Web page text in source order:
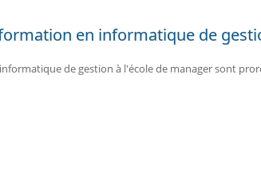
en informatique de
de gestion à l'école de manager sont